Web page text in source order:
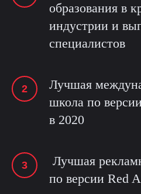
образования в
индустрии и
специалистов
Лучшая
школа по
в 2020
Лучшая
по версии Red